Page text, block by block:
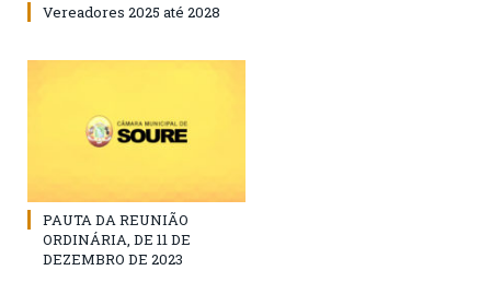
Vereadores 2025 até 2028
PAUTA DA REUNIÃO
ORDINÁRIA, DE 11 DE
DEZEMBRO DE 2023